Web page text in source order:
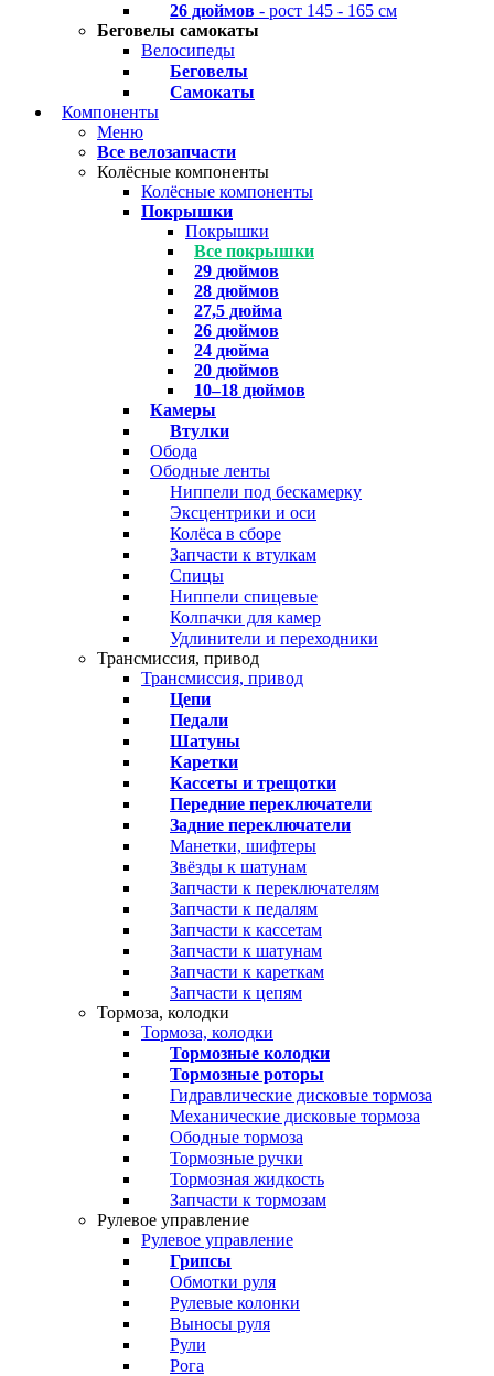
26 дюймов - рост 145 - 165 см
Беговелы самокаты
Велосипеды
Беговелы
Самокаты
Компоненты
Меню
Все велозапчасти
Колёсные компоненты
Колёсные компоненты
Покрышки
Покрышки
Все покрышки
29 дюймов
28 дюймов
27,5 дюйма
26 дюймов
24 дюйма
20 дюймов
10–18 дюймов
Камеры
Втулки
Обода
Ободные ленты
Ниппели под бескамерку
Эксцентрики и оси
Колёса в сборе
Запчасти к втулкам
Спицы
Ниппели спицевые
Колпачки для камер
Удлинители и переходники
Трансмиссия, привод
Трансмиссия, привод
Цепи
Педали
Шатуны
Каретки
Кассеты и трещотки
Передние переключатели
Задние переключатели
Манетки, шифтеры
Звёзды к шатунам
Запчасти к переключателям
Запчасти к педалям
Запчасти к кассетам
Запчасти к шатунам
Запчасти к кареткам
Запчасти к цепям
Тормоза, колодки
Тормоза, колодки
Тормозные колодки
Тормозные роторы
Гидравлические дисковые тормоза
Механические дисковые тормоза
Ободные тормоза
Тормозные ручки
Тормозная жидкость
Запчасти к тормозам
Рулевое управление
Рулевое управление
Грипсы
Обмотки руля
Рулевые колонки
Выносы руля
Рули
Рога